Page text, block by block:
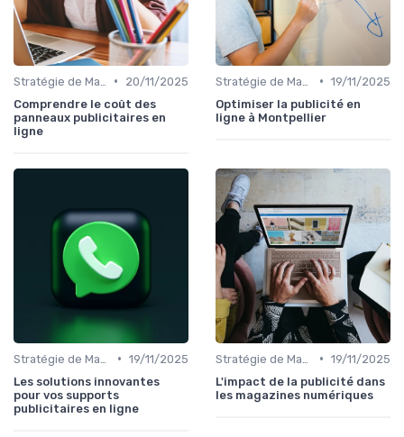
•
20/11/2025
Comprendre le coût des
panneaux publicitaires en
ligne
• 19/11/2025
Optimiser la publicité en
ligne à Montpellier
• 19/11/2025
Les solutions innovantes
pour vos supports
publicitaires en ligne
• 19/11/2025
L'impact de la publicité dans
les magazines numériques